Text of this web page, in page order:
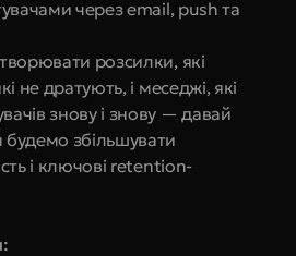
через email, push та
розсилки, які
не дратують, і меседжі, які
знову і знову — давай
збільшувати
і ключові retention-